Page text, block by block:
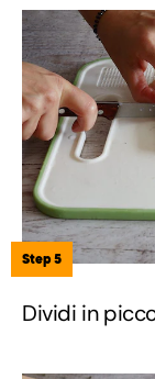
Step 5
Dividi in